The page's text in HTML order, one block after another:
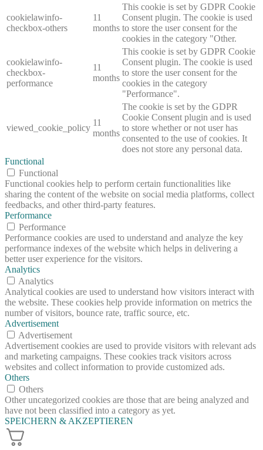
cookielawinfo-
checkbox-others
11
months
This cookie is set by GDPR Cookie
Consent plugin. The cookie is used
to store the user consent for the
cookies in the category "Other.
cookielawinfo-
checkbox-
performance
11
months
This cookie is set by GDPR Cookie
Consent plugin. The cookie is used
to store the user consent for the
cookies in the category
"Performance".
viewed_cookie_policy
11
months
The cookie is set by the GDPR
Cookie Consent plugin and is used
to store whether or not user has
consented to the use of cookies. It
does not store any personal data.
Functional
Functional
Functional cookies help to perform certain functionalities like
sharing the content of the website on social media platforms, collect
feedbacks, and other third-party features.
Performance
Performance
Performance cookies are used to understand and analyze the key
performance indexes of the website which helps in delivering a
better user experience for the visitors.
Analytics
Analytics
Analytical cookies are used to understand how visitors interact with
the website. These cookies help provide information on metrics the
number of visitors, bounce rate, traffic source, etc.
Advertisement
Advertisement
Advertisement cookies are used to provide visitors with relevant ads
and marketing campaigns. These cookies track visitors across
websites and collect information to provide customized ads.
Others
Others
Other uncategorized cookies are those that are being analyzed and
have not been classified into a category as yet.
SPEICHERN & AKZEPTIEREN